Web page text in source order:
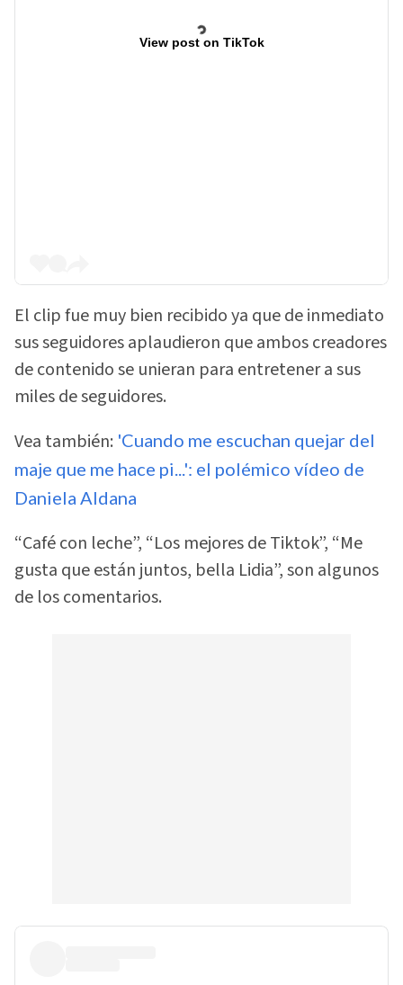
View post on TikTok
El clip fue muy bien recibido ya que de inmediato
sus seguidores aplaudieron que ambos creadores
de contenido se unieran para entretener a sus
miles de seguidores.
Vea también: 'Cuando me escuchan quejar del
maje que me hace pi...': el polémico vídeo de
Daniela Aldana
“Café con leche”, “Los mejores de Tiktok”, “Me
gusta que están juntos, bella Lidia”, son algunos
de los comentarios.